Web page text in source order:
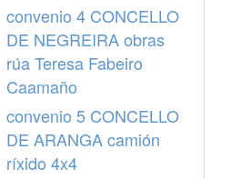
convenio 4 CONCELLO
DE NEGREIRA obras
rúa Teresa Fabeiro
Caamaño
convenio 5 CONCELLO
DE ARANGA camión
ríxido 4x4